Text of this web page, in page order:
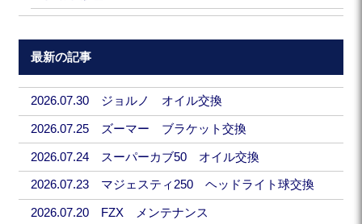
最新の記事
2026.07.30 ジョルノ オイル交換
2026.07.25 ズーマー ブラケット交換
2026.07.24 スーパーカブ50 オイル交換
2026.07.23 マジェスティ250 ヘッドライト球交換
2026.07.20 FZX メンテナンス